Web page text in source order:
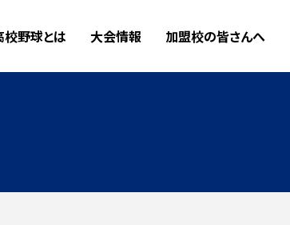
校野球とは 大会情報 加盟校の皆さんへ